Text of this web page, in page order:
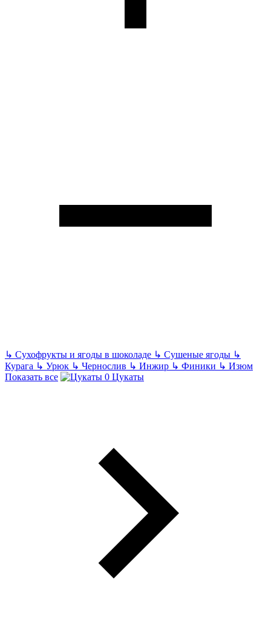
↳ Сухофрукты и ягоды в шоколаде ↳ Сушеные ягоды ↳
Курага ↳ Урюк ↳ Чернослив ↳ Инжир ↳ Финики ↳ Изюм
Показать все
Цукаты